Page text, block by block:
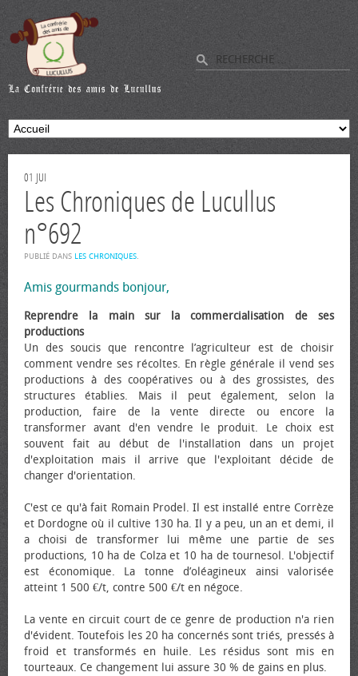
01 JUI
Les Chroniques de Lucullus
n°692
PUBLIÉ DANS LES CHRONIQUES.
Amis gourmands bonjour,
Reprendre la main sur la commercialisation de ses
productions
Un des soucis que rencontre l’agriculteur est de choisir
comment vendre ses récoltes. En règle générale il vend ses
productions à des coopératives ou à des grossistes, des
structures établies. Mais il peut également, selon la
production, faire de la vente directe ou encore la
transformer avant d'en vendre le produit. Le choix est
souvent fait au début de l'installation dans un projet
d'exploitation mais il arrive que l'exploitant décide de
changer d'orientation.
C'est ce qu'à fait Romain Prodel. Il est installé entre Corrèze
et Dordogne où il cultive 130 ha. Il y a peu, un an et demi, il
a choisi de transformer lui même une partie de ses
productions, 10 ha de Colza et 10 ha de tournesol. L'objectif
est économique. La tonne d’oléagineux ainsi valorisée
atteint 1 500 €/t, contre 500 €/t en négoce.
La vente en circuit court de ce genre de production n'a rien
d'évident. Toutefois les 20 ha concernés sont triés, pressés à
froid et transformés en huile. Les résidus sont mis en
tourteaux. Ce changement lui assure 30 % de gains en plus.